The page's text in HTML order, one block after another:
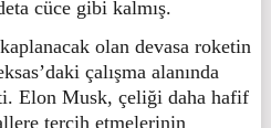
cüce gibi kalmış.
olan devasa roketin
çalışma alanında
Elon Musk, çeliği daha hafif
tercih etmelerinin